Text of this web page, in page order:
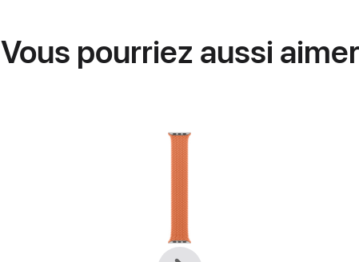
Vous pourriez aussi aimer
Précédent
Suivante